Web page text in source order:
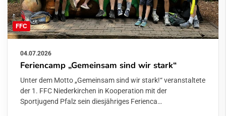
FFC
04.07.2026
Feriencamp „Gemeinsam sind wir stark“
Unter dem Motto „Gemeinsam sind wir stark!“ veranstaltete
der 1. FFC Niederkirchen in Kooperation mit der
Sportjugend Pfalz sein diesjähriges Ferienca…